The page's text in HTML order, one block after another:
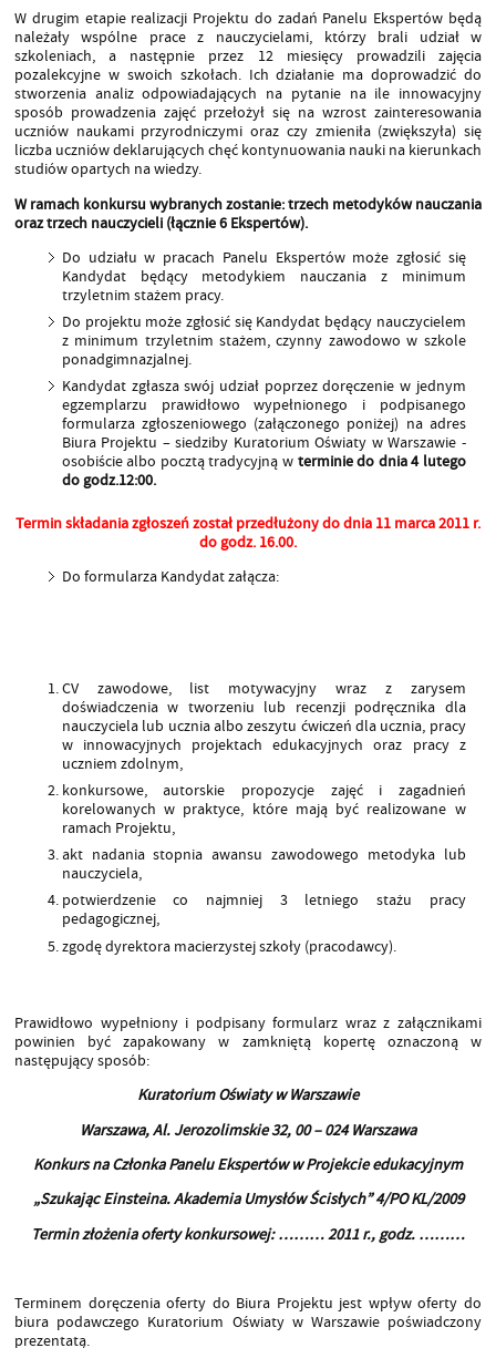
W drugim etapie realizacji Projektu do zadań Panelu Ekspertów będą
należały wspólne prace z nauczycielami, którzy brali udział w
szkoleniach, a następnie przez 12 miesięcy prowadzili zajęcia
pozalekcyjne w swoich szkołach. Ich działanie ma doprowadzić do
stworzenia analiz odpowiadających na pytanie na ile innowacyjny
sposób prowadzenia zajęć przełożył się na wzrost zainteresowania
uczniów naukami przyrodniczymi oraz czy zmieniła (zwiększyła) się
liczba uczniów deklarujących chęć kontynuowania nauki na kierunkach
studiów opartych na wiedzy.
W ramach konkursu wybranych zostanie: trzech metodyków nauczania
oraz trzech nauczycieli (łącznie 6 Ekspertów).
Do udziału w pracach Panelu Ekspertów może zgłosić się
Kandydat będący metodykiem nauczania z minimum
trzyletnim stażem pracy.
Do projektu może zgłosić się Kandydat będący nauczycielem
z minimum trzyletnim stażem, czynny zawodowo w szkole
ponadgimnazjalnej.
Kandydat zgłasza swój udział poprzez doręczenie w jednym
egzemplarzu prawidłowo wypełnionego i podpisanego
formularza zgłoszeniowego (załączonego poniżej) na adres
Biura Projektu – siedziby Kuratorium Oświaty w Warszawie -
osobiście albo pocztą tradycyjną w terminie do dnia 4 lutego
do godz.12:00.
Termin składania zgłoszeń został przedłużony do dnia 11 marca 2011 r.
do godz. 16.00.
Do formularza Kandydat załącza:
CV zawodowe, list motywacyjny wraz z zarysem
doświadczenia w tworzeniu lub recenzji podręcznika dla
nauczyciela lub ucznia albo zeszytu ćwiczeń dla ucznia, pracy
w innowacyjnych projektach edukacyjnych oraz pracy z
uczniem zdolnym,
konkursowe, autorskie propozycje zajęć i zagadnień
korelowanych w praktyce, które mają być realizowane w
ramach Projektu,
akt nadania stopnia awansu zawodowego metodyka lub
nauczyciela,
potwierdzenie co najmniej 3 letniego stażu pracy
pedagogicznej,
zgodę dyrektora macierzystej szkoły (pracodawcy).
Prawidłowo wypełniony i podpisany formularz wraz z załącznikami
powinien być zapakowany w zamkniętą kopertę oznaczoną w
następujący sposób:
Kuratorium Oświaty w Warszawie
Warszawa, Al. Jerozolimskie 32, 00 – 024 Warszawa
Konkurs na CzłonkaPanelu Ekspertów w Projekcie edukacyjnym
„Szukając Einsteina. Akademia Umysłów Ścisłych” 4/PO KL/2009
Termin złożenia oferty konkursowej: ……… 2011 r., godz. ………
Terminem doręczenia oferty do Biura Projektu jest wpływ oferty do
biura podawczego Kuratorium Oświaty w Warszawie poświadczony
prezentatą.